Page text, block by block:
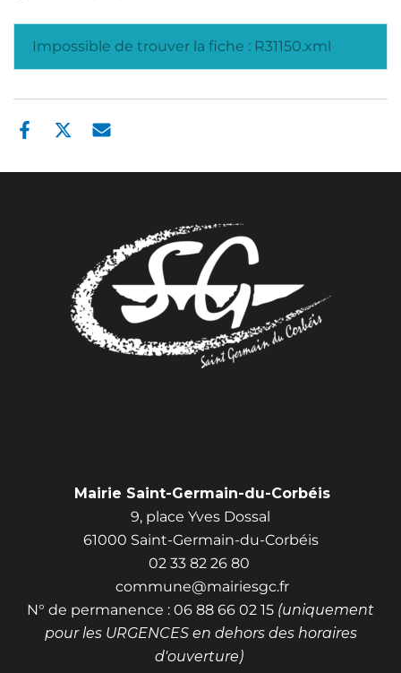
Impossible de trouver la fiche : R31150.xml
Mairie Saint-Germain-du-Corbéis
9, place Yves Dossal
61000 Saint-Germain-du-Corbéis
02 33 82 26 80
commune@mairiesgc.fr
N° de permanence : 06 88 66 02 15 (uniquement
pour les URGENCES en dehors des horaires
d'ouverture)